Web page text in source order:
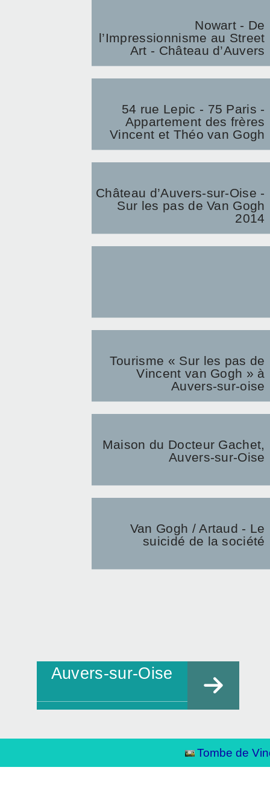
Nowart - De
l’Impressionnisme au Street
Art - Château d’Auvers
54 rue Lepic - 75 Paris -
Appartement des frères
Vincent et Théo van Gogh
Château d’Auvers-sur-Oise -
Sur les pas de Van Gogh
2014
Tourisme « Sur les pas de
Vincent van Gogh » à
Auvers-sur-oise
Maison du Docteur Gachet,
Auvers-sur-Oise
Van Gogh / Artaud - Le
suicidé de la société
Auvers-sur-Oise
Tombe de